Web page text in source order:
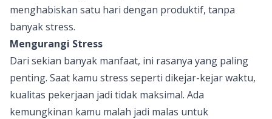
menghabiskan satu hari dengan produktif, tanpa
banyak stress.
Mengurangi Stress
Dari sekian banyak manfaat, ini rasanya yang paling
penting. Saat kamu stress seperti dikejar-kejar waktu,
kualitas pekerjaan jadi tidak maksimal. Ada
kemungkinan kamu malah jadi malas untuk